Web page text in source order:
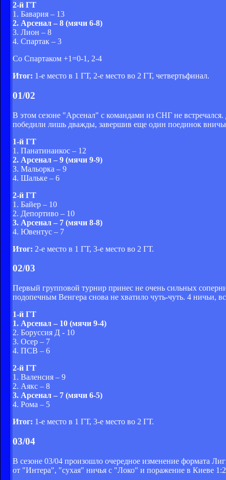
2-й ГТ
1. Бавария – 13
2. Арсенал – 8 (мячи 6-8)
3. Лион – 8
4. Спартак – 3
Со Спартаком +1=0-1, 2-4
Итог: 1-е место в 1 ГТ, 2-е место во 2 ГТ, четвертьфинал.
01/02
В этом сезоне "Арсенал" с командами из СНГ не
победили лишь дважды, завершив еще один поединок
1-й ГТ
1. Панатинаикос – 12
2. Арсенал – 9 (мячи 9-9)
3. Мальорка – 9
4. Шальке – 6
2-й ГТ
1. Байер – 10
2. Депортиво – 10
3. Арсенал – 7 (мячи 8-8)
4. Ювентус – 7
Итог: 2-е место в 1 ГТ, 3-е место во 2 ГТ.
02/03
Первый групповой турнир принес не очень сильных
подопечным Венгера снова не хватило чуть-чуть. 4 ничьи,
1-й ГТ
1. Арсенал – 10 (мячи 9-4)
2. Боруссия Д - 10
3. Осер – 7
4. ПСВ – 6
2-й ГТ
1. Валенсия – 9
2. Аякс – 8
3. Арсенал – 7 (мячи 6-5)
4. Рома – 5
Итог: 1-е место в 1 ГТ, 3-е место во 2 ГТ.
03/04
В сезоне 03/04 произошло очередное изменение формата
от "Интера", "сухая" ничья с "Локо" и поражение в Киеве